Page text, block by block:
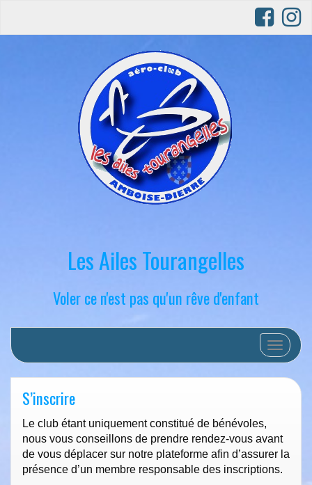
Les Ailes Tourangelles
Voler ce n'est pas qu'un rêve d'enfant
Afficher/
S’inscrire
Le club étant uniquement constitué de bénévoles,
nous vous conseillons de prendre rendez-vous avant
de vous déplacer sur notre plateforme afin d’assurer la
présence d’un membre responsable des inscriptions.